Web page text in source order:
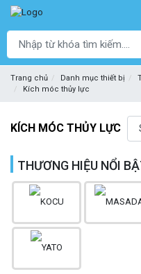
Trang chủ Danh mục thiết bị
Kích móc thủy lực
KÍCH MÓC THỦY LỰC
THƯƠNG HIỆU NỔI